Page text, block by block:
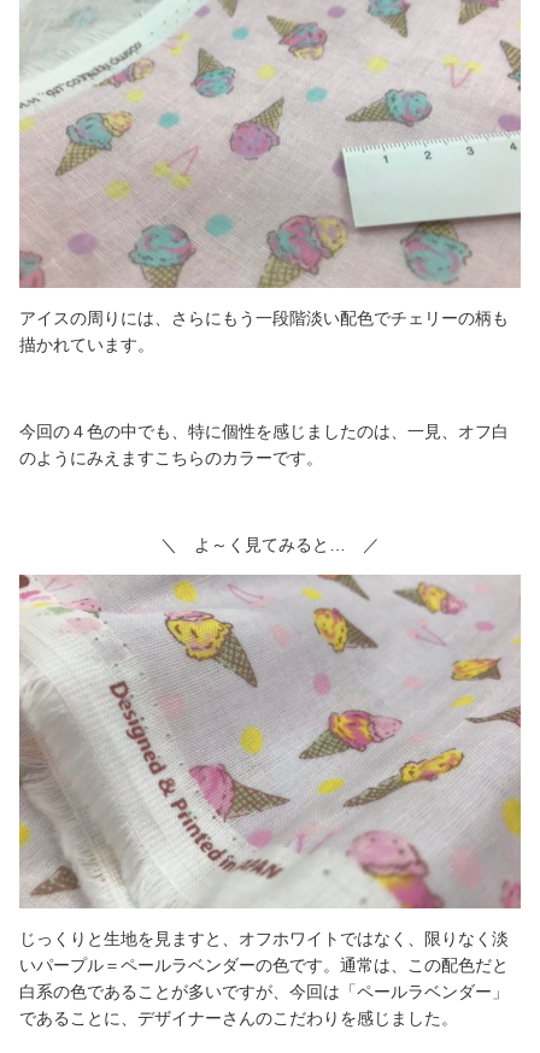
アイスの周りには、さらにもう一段階淡い配色でチェリーの柄も
描かれています。
今回の４色の中でも、特に個性を感じましたのは、一見、オフ白
のようにみえますこちらのカラーです。
＼ よ～く見てみると… ／
じっくりと生地を見ますと、オフホワイトではなく、限りなく淡
いパープル＝ペールラベンダーの色です。通常は、この配色だと
白系の色であることが多いですが、今回は「ペールラベンダー」
であることに、デザイナーさんのこだわりを感じました。